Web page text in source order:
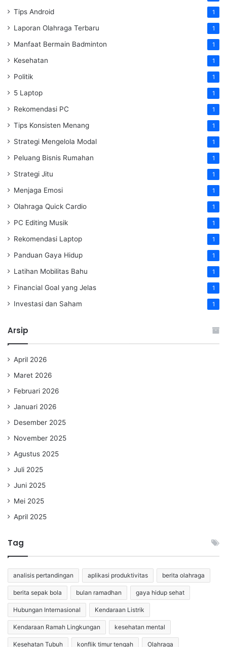
Tips Android 1
Laporan Olahraga Terbaru 1
Manfaat Bermain Badminton 1
Kesehatan 1
Politik 1
5 Laptop 1
Rekomendasi PC 1
Tips Konsisten Menang 1
Strategi Mengelola Modal 1
Peluang Bisnis Rumahan 1
Strategi Jitu 1
Menjaga Emosi 1
Olahraga Quick Cardio 1
PC Editing Musik 1
Rekomendasi Laptop 1
Panduan Gaya Hidup 1
Latihan Mobilitas Bahu 1
Financial Goal yang Jelas 1
Investasi dan Saham 1
Arsip
April 2026
Maret 2026
Februari 2026
Januari 2026
Desember 2025
November 2025
Agustus 2025
Juli 2025
Juni 2025
Mei 2025
April 2025
Tag
analisis pertandingan aplikasi produktivitas berita olahraga
berita sepak bola bulan ramadhan gaya hidup sehat
Hubungan Internasional Kendaraan Listrik
Kendaraan Ramah Lingkungan kesehatan mental
Kesehatan Tubuh konflik timur tengah Olahraga